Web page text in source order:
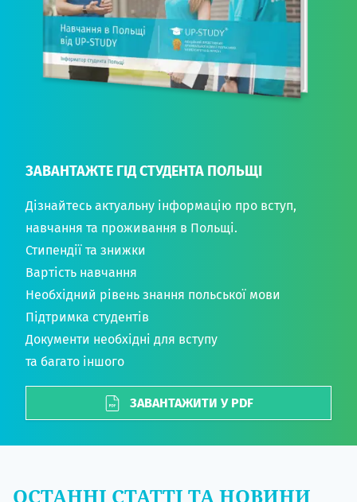
ЗАВАНТАЖТЕ ГІД СТУДЕНТА ПОЛЬЩІ
Дізнайтесь актуальну інформацію про вступ,
навчання та проживання в Польщі.
Стипендії та знижки
Вартість навчання
Необхідний рівень знання польської мови
Підтримка студентів
Документи необхідні для вступу
та багато іншого
ЗАВАНТАЖИТИ У PDF
ОСТАННІ СТАТТІ ТА НОВИНИ